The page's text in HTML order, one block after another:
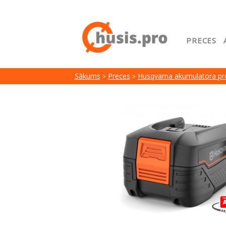
PRECES
Google
Preču
Serviss
Sākums Preces Husqvarna akumulatora